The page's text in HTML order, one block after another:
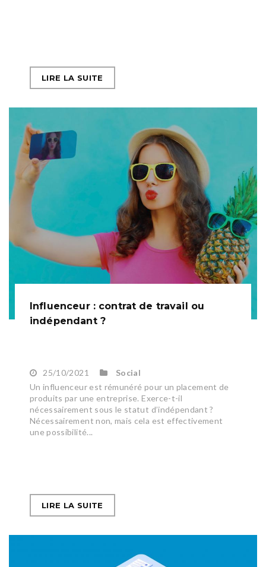
LIRE LA SUITE
Influenceur : contrat de travail ou
indépendant ?
25/10/2021
Social
Un influenceur est rémunéré pour un placement de
produits par une entreprise. Exerce-t-il
nécessairement sous le statut d’indépendant ?
Nécessairement non, mais cela est effectivement
une possibilité...
LIRE LA SUITE